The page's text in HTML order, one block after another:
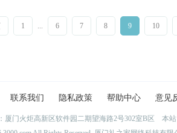
1 ... 6 7 8 9 10
联系我们 隐私政策 帮助中心 意见
厦门火炬高新区软件园二期望海路2号302室B区 本